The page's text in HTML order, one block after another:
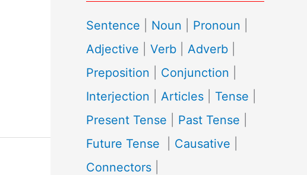
Sentence Noun Pronoun
Adjective
Verb Adverb
Preposition
Conjunction
Interjection
Articles Tense
Present Tense
Past Tense
Future Tense
Causative
Connectors